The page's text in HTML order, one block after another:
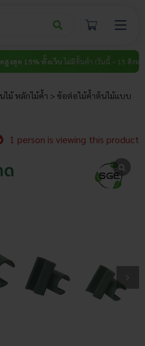
ทั้งเว็บไม่มีขั้นต่ำ (วันนี้ – 15 สิงหาคม นี้ เท่
ไม้ หลักไม้ค้ำ > ข้อต่อไม้ค้ำต้นไม้แบบ
1 person is viewing this product